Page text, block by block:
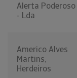
Alerta Poderoso
- Lda
Americo Alves
Martins,
Herdeiros